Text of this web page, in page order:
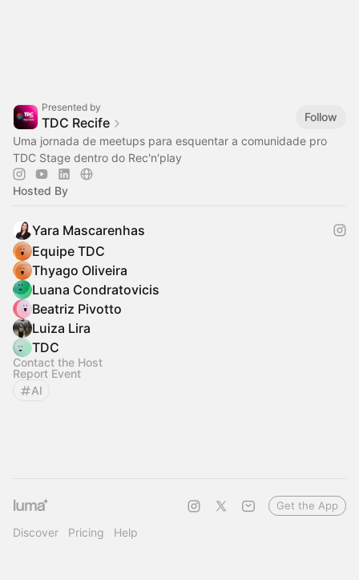
Presented by
TDC Recife
Follow
Uma jornada de meetups para esquentar a comunidade pro
TDC Stage dentro do Rec'n'play
Hosted By
Yara Mascarenhas
Equipe TDC
Thyago Oliveira
Luana Condratovicis
Beatriz Pivotto
Luiza Lira
TDC
Contact the Host
Report Event
AI
Discover Pricing Help
Get the App